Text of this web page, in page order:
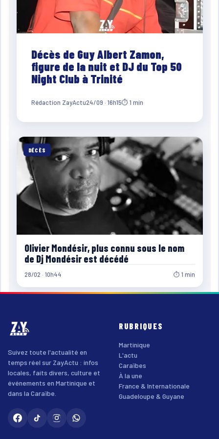
Décès de Guy Albert Zamon,
figure de la nuit et DJ du Top 50
Night Club à Trinité
Rédaction ZayActu24/09 · 16h15⏱ 1 min
DÉCÈS
Olivier Mondésir, plus connu sous le nom
de Dj Mondésir est décédé
28/02 · 10h44 ⏱ 1 min
Suivez toute l'actualité en
temps réel sur ZayActu : infos
locales, faits divers, culture et
événements en Martinique et
dans la Caraïbe.
RUBRIQUES
Martinique
L'actu
Caraïbes
À la une
France & Internationale
Guadeloupe & Guyane